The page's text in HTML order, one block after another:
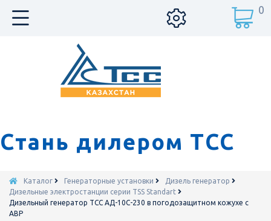
Стань дилером ТСС
0
Каталог Генераторные установки
Дизель генератор
Дизельные электростанции серии TSS Standart
Дизельный генератор ТСС АД-10С-230 в погодозащитном кожухе с
АВР